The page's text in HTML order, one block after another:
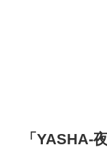
「YASHA-